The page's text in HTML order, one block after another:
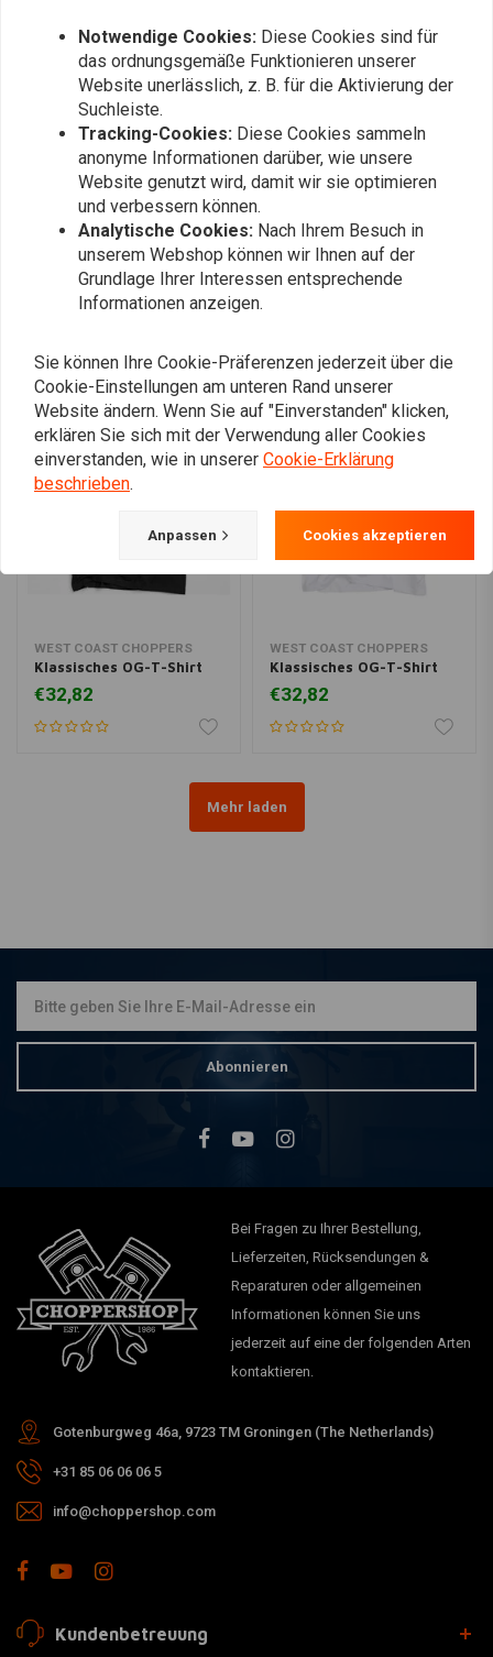
(0 reviews)
Fügen Sie Ihre Bewertung hinzu
Ähnliche Produkte
WEST COAST CHOPPERS
Klassisches OG-T-Shirt
€32,82
WEST COAST CHOPPERS
Klassisches OG-T-Shirt
€32,82
Mehr laden
Abonnieren
Bei Fragen zu Ihrer Bestellung,
Lieferzeiten, Rücksendungen &
Reparaturen oder allgemeinen
Informationen können Sie uns
jederzeit auf eine der folgenden Arten
kontaktieren.
Gotenburgweg 46a, 9723 TM Groningen (The Netherlands)
+31 85 06 06 06 5
info@choppershop.com
Kundenbetreuung
Notwendige Cookies: Diese Cookies sind für
das ordnungsgemäße Funktionieren unserer
Website unerlässlich, z. B. für die Aktivierung der
Suchleiste.
Tracking-Cookies: Diese Cookies sammeln
anonyme Informationen darüber, wie unsere
Website genutzt wird, damit wir sie optimieren
und verbessern können.
Analytische Cookies: Nach Ihrem Besuch in
unserem Webshop können wir Ihnen auf der
Grundlage Ihrer Interessen entsprechende
Informationen anzeigen.
Sie können Ihre Cookie-Präferenzen jederzeit über die
Cookie-Einstellungen am unteren Rand unserer
Website ändern. Wenn Sie auf "Einverstanden" klicken,
erklären Sie sich mit der Verwendung aller Cookies
einverstanden, wie in unserer Cookie-Erklärung
beschrieben.
Anpassen Cookies akzeptieren